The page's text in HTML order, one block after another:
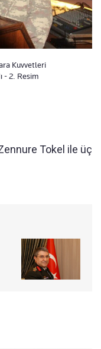
Kuvvetleri
- 2. Resim
Tokel ile üç